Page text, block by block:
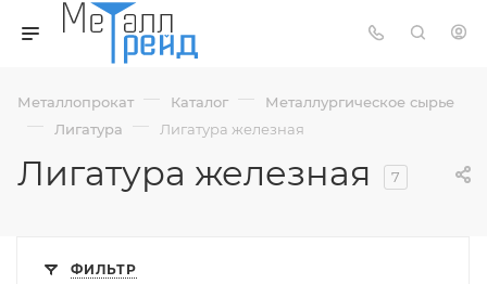
Металлопрокат — Каталог — Металлургическое сырье
— Лигатура — Лигатура железная
Лигатура железная 7
ФИЛЬТР